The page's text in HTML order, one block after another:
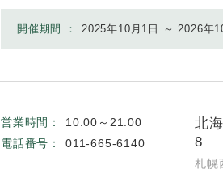
開催期間 ： 2025年10月1日 ～ 2026年
営業時間：
10:00～21:00
電話番号：
011-665-6140
北
8
札幌